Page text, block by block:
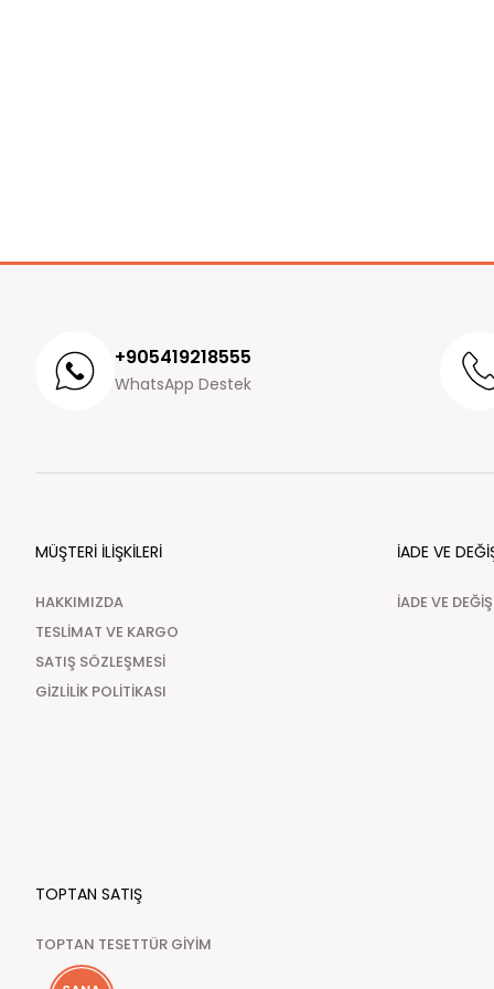
+905419218555
WhatsApp Destek
MÜŞTERİ İLİŞKİLERİ
HAKKIMIZDA
TESLİMAT VE KARGO
SATIŞ SÖZLEŞMESİ
GİZLİLİK POLİTİKASI
İADE VE
İADE VE
TOPTAN SATIŞ
TOPTAN TESETTÜR GİYİM